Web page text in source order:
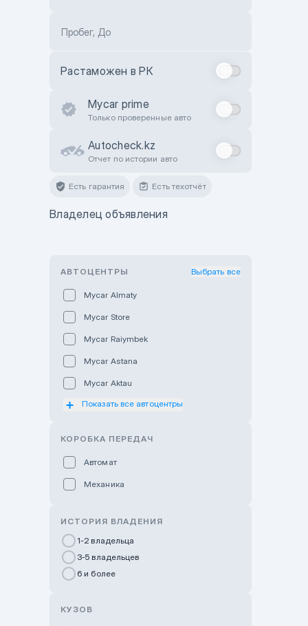
Пробег, До
Растаможен в РК
Mycar prime
Только проверенные авто
Autocheck.kz
Отчет по истории авто
Есть гарантия Есть техотчёт
Владелец объявления
АВТОЦЕНТРЫ Выбрать все
Mycar Almaty
Mycar Store
Mycar Raiymbek
Mycar Astana
Mycar Aktau
Mycar Uralsk
GWM Nurly Zhol
Chery Astana
Показать все автоцентры
КОРОБКА ПЕРЕДАЧ
Автомат
Механика
ИСТОРИЯ ВЛАДЕНИЯ
1-2 владельца
3-5 владельцев
6 и более
КУЗОВ